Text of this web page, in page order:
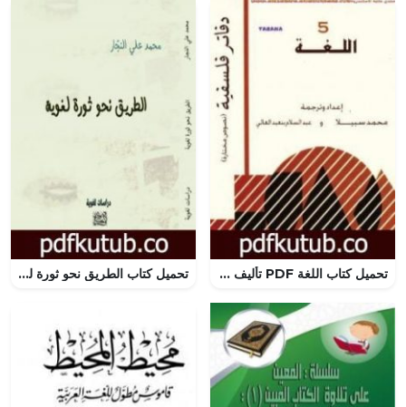
تحميل كتاب اللغة PDF تأليف عبد السلام بنعبد العالي مجانا [كامل] تحميل كتاب الطريق نحو ثورة لغوية PDF تأليف محمد علي النجار مجانا [كامل]